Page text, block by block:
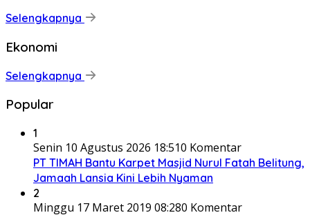
Selengkapnya
Ekonomi
Selengkapnya
Popular
1
Senin 10 Agustus 2026 18:510 Komentar
PT TIMAH Bantu Karpet Masjid Nurul Fatah Belitung,
Jamaah Lansia Kini Lebih Nyaman
2
Minggu 17 Maret 2019 08:280 Komentar